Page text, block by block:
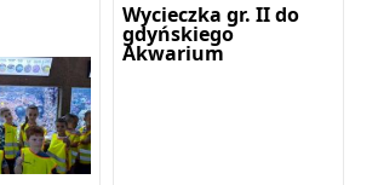
Wycieczka gr. II do
gdyńskiego
Akwarium